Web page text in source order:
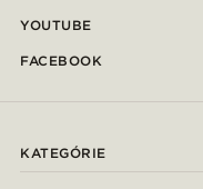
YOUTUBE
FACEBOOK
KATEGÓRIE